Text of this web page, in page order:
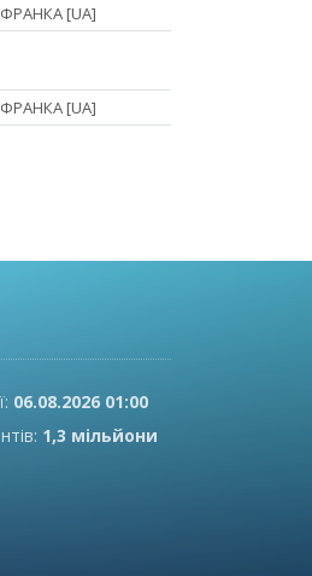
[UA]
[UA]
06.08.2026 01:00
1,3 мільйони